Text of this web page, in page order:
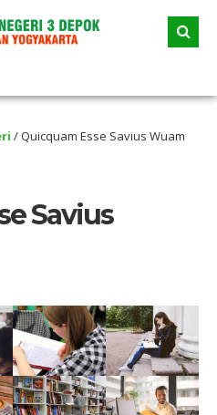
/Quicquam Esse Savius Wuam
Savius